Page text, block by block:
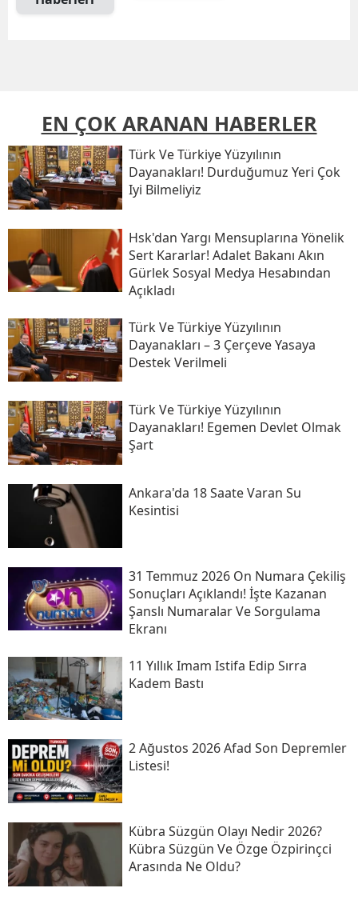
EN ÇOK ARANAN HABERLER
Türk Ve Türkiye Yüzyılının
Dayanakları! Durduğumuz Yeri Çok
Iyi Bilmeliyiz
Hsk'dan Yargı Mensuplarına Yönelik
Sert Kararlar! Adalet Bakanı Akın
Gürlek Sosyal Medya Hesabından
Açıkladı
Türk Ve Türkiye Yüzyılının
Dayanakları – 3 Çerçeve Yasaya
Destek Verilmeli
Türk Ve Türkiye Yüzyılının
Dayanakları! Egemen Devlet Olmak
Şart
Ankara'da 18 Saate Varan Su
Kesintisi
31 Temmuz 2026 On Numara Çekiliş
Sonuçları Açıklandı! İşte Kazanan
Şanslı Numaralar Ve Sorgulama
Ekranı
11 Yıllık Imam Istifa Edip Sırra
Kadem Bastı
2 Ağustos 2026 Afad Son Depremler
Listesi!
Kübra Süzgün Olayı Nedir 2026?
Kübra Süzgün Ve Özge Özpirinçci
Arasında Ne Oldu?